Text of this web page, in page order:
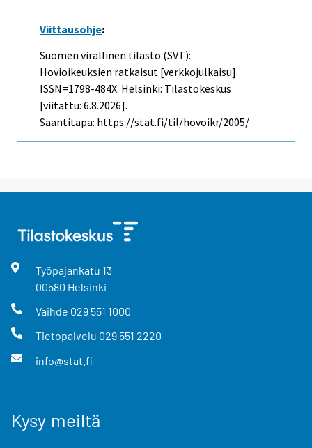
Viittausohje:
Suomen virallinen tilasto (SVT):
Hovioikeuksien ratkaisut [verkkojulkaisu].
ISSN=1798-484X. Helsinki: Tilastokeskus
[viitattu: 6.8.2026].
Saantitapa: https://stat.fi/til/hovoikr/2005/
Työpajankatu 13
00580 Helsinki
Vaihde 029 551 1000
Tietopalvelu 029 551 2220
info@stat.fi
Kysy meiltä